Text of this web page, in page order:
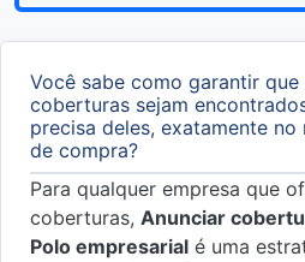
Você sabe como garantir
coberturas sejam
precisa deles, exatamente
de compra?
Para qualquer empresa que
coberturas, Anunciar
Polo empresarial é uma